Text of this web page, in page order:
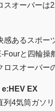
スオーバーは
感あるスポー
Fourと四輪操
ロスオーバー
EX
列4気筒ガソ